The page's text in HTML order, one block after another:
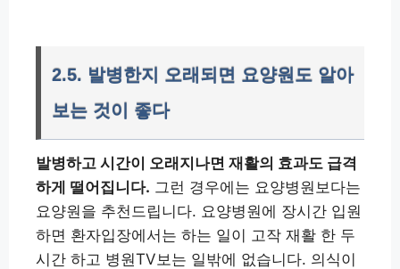
2.5. 발병한지 오래되면 요양원도 알아
보는 것이 좋다
발병하고 시간이 오래지나면 재활의 효과도 급격
하게 떨어집니다. 그런 경우에는 요양병원보다는
요양원을 추천드립니다. 요양병원에 장시간 입원
하면 환자입장에서는 하는 일이 고작 재활 한 두
시간 하고 병원TV보는 일밖에 없습니다. 의식이